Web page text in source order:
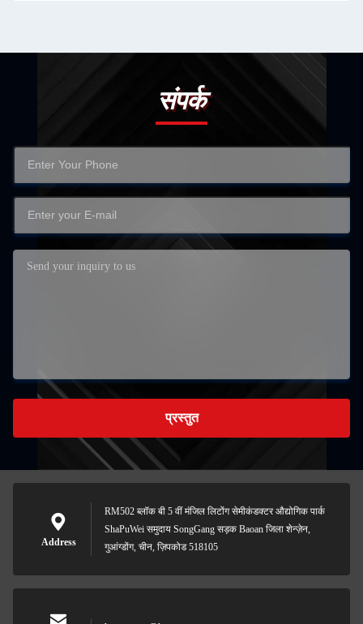
संपर्क
प्रस्तुत
Address
RM502 ब्लॉक बी 5 वीं मंजिल लिटोंग सेमीकंडक्टर औद्योगिक पार्क
ShaPuWei समुदाय SongGang सड़क Baoan जिला शेन्ज़ेन,
गुआंग्डोंग, चीन, ज़िपकोड 518105